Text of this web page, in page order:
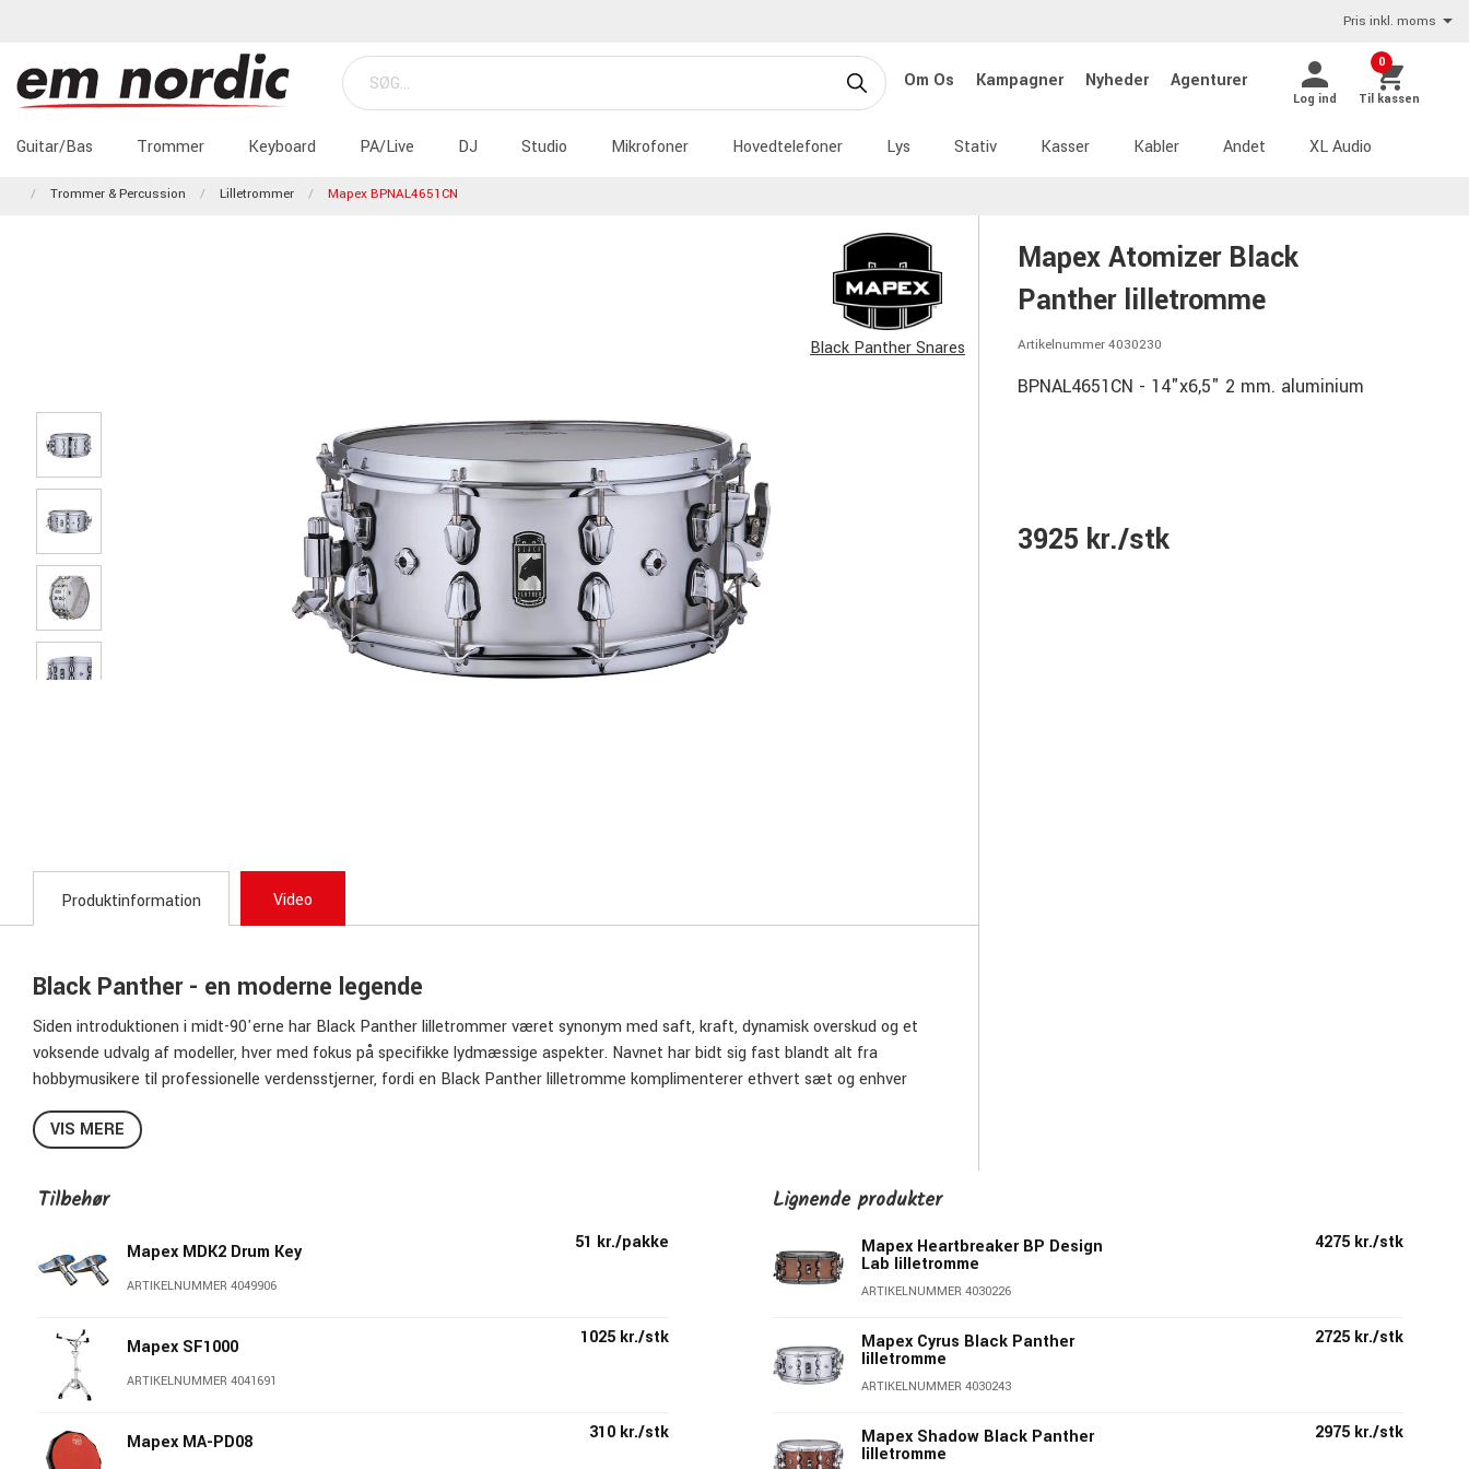
Pris inkl. moms
Om Os Kampagner Nyheder Agenturer
Log ind
0
Til kassen
Guitar/Bas Trommer Keyboard PA/Live DJ Studio Mikrofoner Hovedtelefoner Lys Stativ Kasser Kabler Andet XL Audio
Trommer & Percussion Lilletrommer Mapex BPNAL4651CN
Black Panther Snares
Mapex Atomizer Black
Panther lilletromme
Artikelnummer 4030230
BPNAL4651CN - 14"x6,5" 2 mm. aluminium
3925 kr./stk
Produktinformation Video
Black Panther - en moderne legende
Siden introduktionen i midt-90'erne har Black Panther lilletrommer været synonym med saft, kraft, dynamisk overskud og et
voksende udvalg af modeller, hver med fokus på specifikke lydmæssige aspekter. Navnet har bidt sig fast blandt alt fra
hobbymusikere til professionelle verdensstjerner, fordi en Black Panther lilletromme komplimenterer ethvert sæt og enhver
spillestil og genre i en kvalitet som ikke er en selvfølge på et presset marked.
Black Panther Atomizer
Black Panther Atomizer har en lysere, mere åben klang, uden at den mister krop. Den er især velegnet til hurtigt, dynamisk spil
14"x6,5"
Cylindrisk sejdingstrammer
2.0 mm aluminium kedel
SONIClear™ kanter, 45°
Forkromet hardware
In-Line selvlåsende B-Lugs
Monteret med Remo Ambassador skind
VIS MERE
Tilbehør
Mapex MDK2 Drum Key
ARTIKELNUMMER 4049906
51 kr./pakke
Mapex SF1000
ARTIKELNUMMER 4041691
1025 kr./stk
Mapex MA-PD08 310 kr./stk
Lignende produkter
Mapex Heartbreaker BP Design
Lab lilletromme
ARTIKELNUMMER 4030226
4275 kr./stk
Mapex Cyrus Black Panther
lilletromme
ARTIKELNUMMER 4030243
2725 kr./stk
Mapex Shadow Black Panther
lilletromme
2975 kr./stk